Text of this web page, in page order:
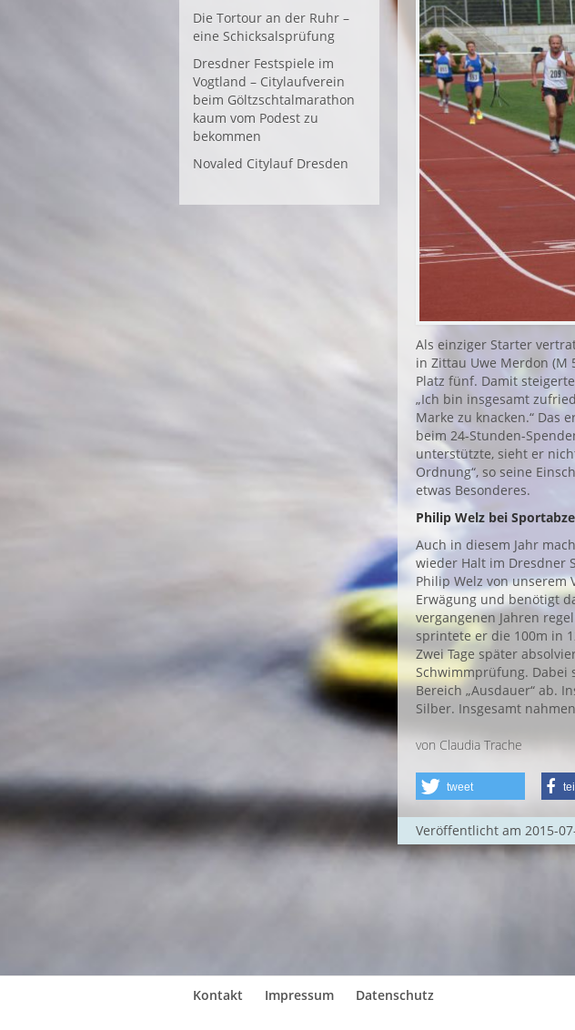
Die Tortour an der Ruhr –
eine Schicksalsprüfung
Dresdner Festspiele im
Vogtland – Citylaufverein
beim Göltzschtalmarathon
kaum vom Podest zu
bekommen
Novaled Citylauf Dresden
Als einziger Starter
in Zittau Uwe Merdon (M
Platz fünf. Damit
„Ich bin insgesamt
Marke zu knacken.“ Das
beim 24-Stunden-
unterstützte, sieht er
Ordnung“, so seine
etwas Besonderes.
Philip Welz bei
Auch in diesem Jahr
wieder Halt im Dresdner
Philip Welz von unserem
Erwägung und benötigt
vergangenen Jahren
sprintete er die 100m in
Zwei Tage später
Schwimmprüfung. Dabei
Bereich „Ausdauer“ ab.
Silber. Insgesamt
von Claudia Trache
tweet
Veröffentlicht am 2015-
Kontakt Impressum Datenschutz